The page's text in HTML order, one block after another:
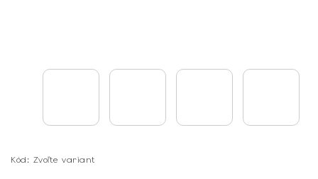
Kód: Zvoľte variant